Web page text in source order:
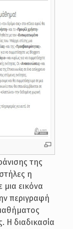
της
η
εικόνα
περιγραφή
Η διαδικασία